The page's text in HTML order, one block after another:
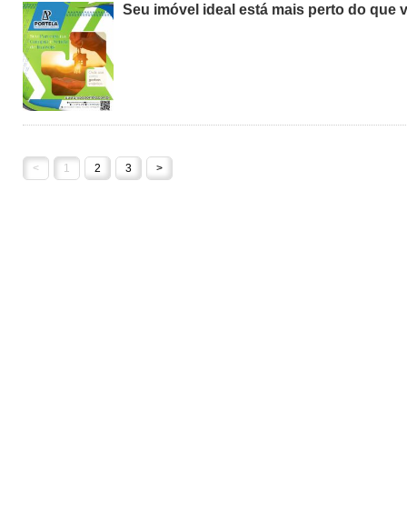
Seu imóvel ideal está mais perto do que
< 1 2 3 >